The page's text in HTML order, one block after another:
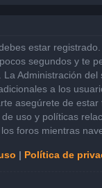
estar
segundos y te
La Administración
a los
asegúrete de estar
uso y políticas
foros mientras
| Política de